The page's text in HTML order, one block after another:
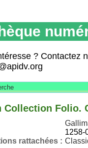
? Contactez
Collection Folio.
1258-
rattachées :